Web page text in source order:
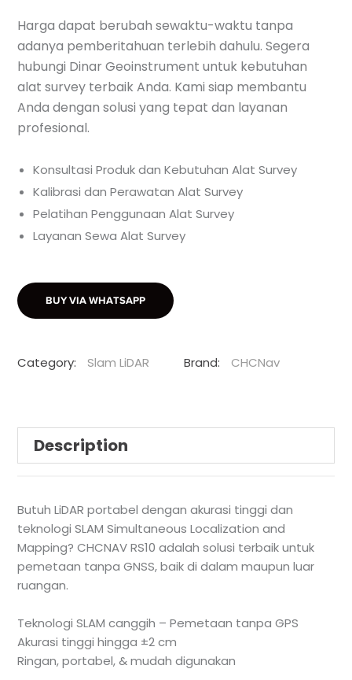
Harga dapat berubah sewaktu-waktu tanpa
adanya pemberitahuan terlebih dahulu. Segera
hubungi Dinar Geoinstrument untuk kebutuhan
alat survey terbaik Anda. Kami siap membantu
Anda dengan solusi yang tepat dan layanan
profesional.
Konsultasi Produk dan Kebutuhan Alat Survey
Kalibrasi dan Perawatan Alat Survey
Pelatihan Penggunaan Alat Survey
Layanan Sewa Alat Survey
BUY VIA WHATSAPP
Category: Slam LiDAR Brand: CHCNav
Description
Butuh LiDAR portabel dengan akurasi tinggi dan
teknologi SLAM Simultaneous Localization and
Mapping? CHCNAV RS10 adalah solusi terbaik untuk
pemetaan tanpa GNSS, baik di dalam maupun luar
ruangan.
Teknologi SLAM canggih – Pemetaan tanpa GPS
Akurasi tinggi hingga ±2 cm
Ringan, portabel, & mudah digunakan